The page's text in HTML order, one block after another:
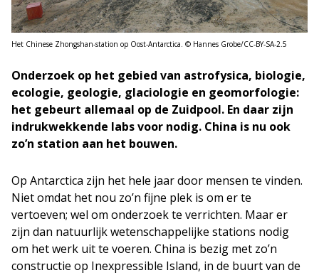
Het Chinese Zhongshan-station op Oost-Antarctica. © Hannes Grobe/CC-BY-SA-2.5
Onderzoek op het gebied van astrofysica, biologie,
ecologie, geologie, glaciologie en geomorfologie:
het gebeurt allemaal op de Zuidpool. En daar zijn
indrukwekkende labs voor nodig. China is nu ook
zo’n station aan het bouwen.
Op Antarctica zijn het hele jaar door mensen te vinden.
Niet omdat het nou zo’n fijne plek is om er te
vertoeven; wel om onderzoek te verrichten. Maar er
zijn dan natuurlijk wetenschappelijke stations nodig
om het werk uit te voeren. China is bezig met zo’n
constructie op Inexpressible Island, in de buurt van de